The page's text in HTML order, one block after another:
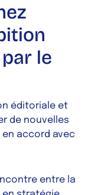
le
éditoriale et
de nouvelles
accord avec
entre la